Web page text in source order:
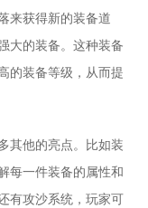
来获得新的装备道
大的装备。这种装备
的装备等级，从而提
其他的亮点。比如装
每一件装备的属性和
有攻沙系统，玩家可